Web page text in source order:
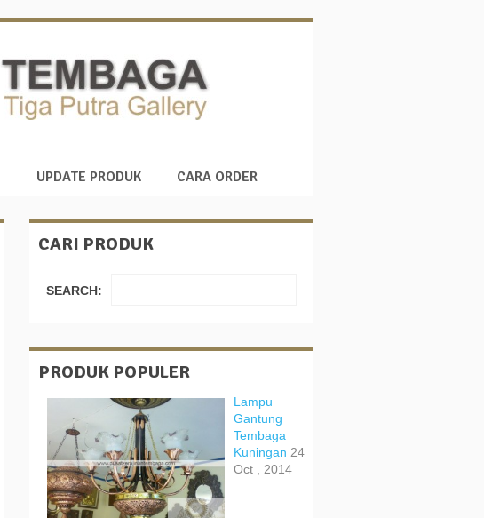
UPDATE PRODUK CARA ORDER
CARI PRODUK
SEARCH:
PRODUK POPULER
Lampu
Gantung
Tembaga
Kuningan 24
Oct , 2014